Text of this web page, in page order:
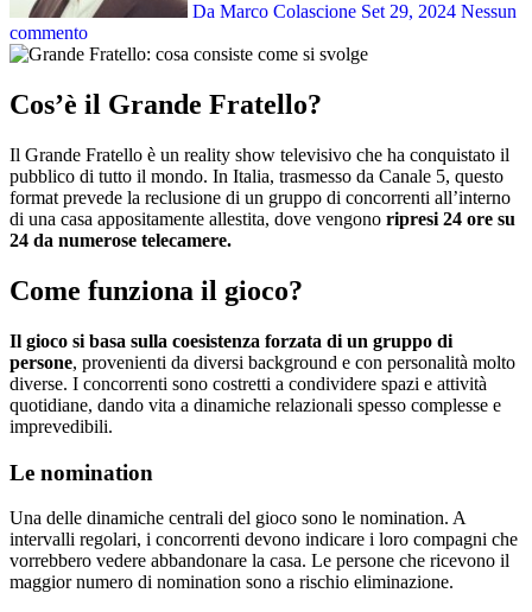
Da Marco Colascione Set 29, 2024 Nessun
commento
Cos’è il Grande Fratello?
Il Grande Fratello è un reality show televisivo che ha conquistato il
pubblico di tutto il mondo. In Italia, trasmesso da Canale 5, questo
format prevede la reclusione di un gruppo di concorrenti all’interno
di una casa appositamente allestita, dove vengono ripresi 24 ore su
24 da numerose telecamere.
Come funziona il gioco?
Il gioco si basa sulla coesistenza forzata di un gruppo di
persone, provenienti da diversi background e con personalità molto
diverse. I concorrenti sono costretti a condividere spazi e attività
quotidiane, dando vita a dinamiche relazionali spesso complesse e
imprevedibili.
Le nomination
Una delle dinamiche centrali del gioco sono le nomination. A
intervalli regolari, i concorrenti devono indicare i loro compagni che
vorrebbero vedere abbandonare la casa. Le persone che ricevono il
maggior numero di nomination sono a rischio eliminazione.